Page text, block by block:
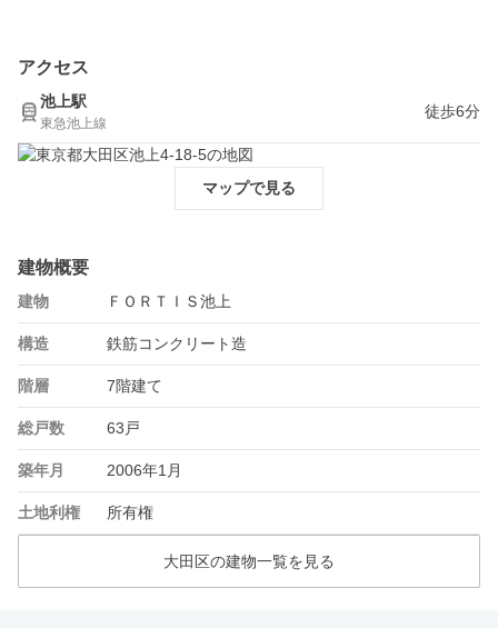
アクセス
池上駅
東急池上線
徒歩6分
マップで見る
建物概要
建物 ＦＯＲＴＩＳ池上
構造 鉄筋コンクリート造
階層 7階建て
総戸数 63戸
築年月 2006年1月
土地利権 所有権
大田区の建物一覧を見る